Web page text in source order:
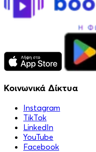
Κοινωνικά Δίκτυα
Instagram
TikTok
LinkedIn
YouTube
Facebook